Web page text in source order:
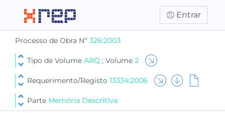
Entrar
Processo de Obra Nº 326:2003
Tipo de Volume ARQ ; Volume 2
Requerimento/Registo 13334:2006
Parte Memória Descritiva